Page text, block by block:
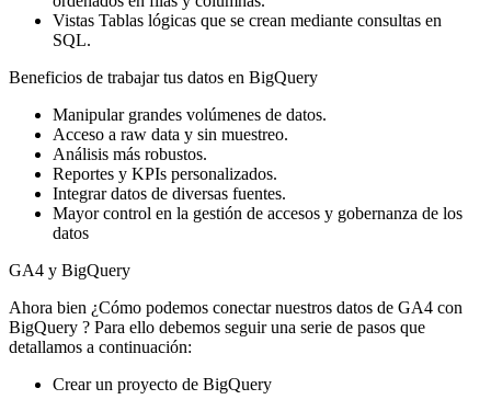
Vistas Tablas lógicas que se crean mediante consultas en
SQL.
Beneficios de trabajar tus datos en BigQuery
Manipular grandes volúmenes de datos.
Acceso a raw data y sin muestreo.
Análisis más robustos.
Reportes y KPIs personalizados.
Integrar datos de diversas fuentes.
Mayor control en la gestión de accesos y gobernanza de los
datos
GA4 y BigQuery
Ahora bien ¿Cómo podemos conectar nuestros datos de GA4 con
BigQuery ? Para ello debemos seguir una serie de pasos que
detallamos a continuación:
Crear un proyecto de BigQuery